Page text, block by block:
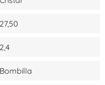
27,50
2,4
Bombilla